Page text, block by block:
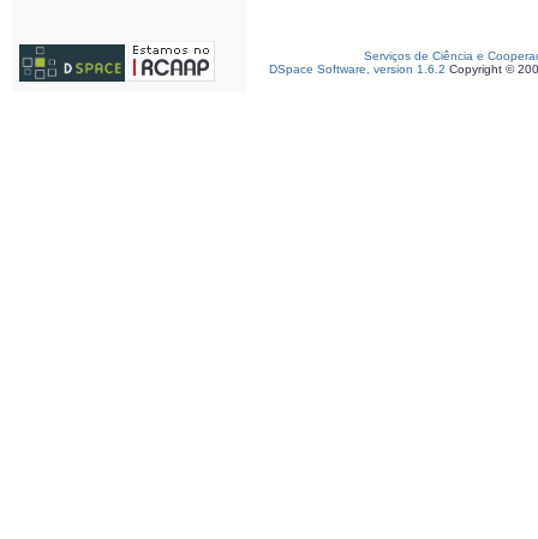
Serviços de Ciência e
DSpace Software, version 1.6.2 Copyright ©